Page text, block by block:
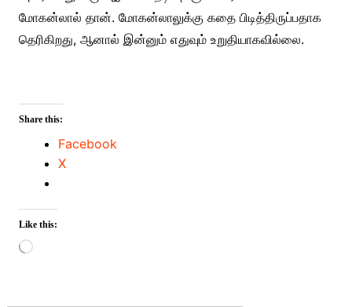
மோகன்லால் தான். மோகன்லாலுக்கு கதை பிடித்திருப்பதாக
தெரிகிறது, ஆனால் இன்னும் எதுவும் உறுதியாகவில்லை.
Share this:
Facebook
X
Like this:
Loading…